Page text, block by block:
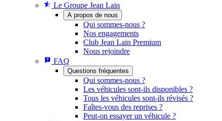
Le Groupe Jean Lain
A propos de nous
Qui sommes-nous ?
Nos engagements
Club Jean Lain Premium
Nous rejoindre
FAQ
Questions fréquentes
Qui sommes-nous ?
Les véhicules sont-ils disponibles ?
Tous les véhicules sont-ils révisés ?
Faîtes-vous des reprises ?
Peut-on essayer un véhicule ?